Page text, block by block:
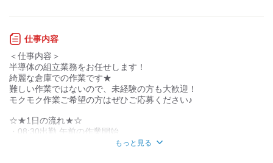
などなど
皆様のお仕事に関するお悩みに
丁寧に寄り添って、
満足いただける就業体験を
お届けいたします！
リディアルスタッフでは、
倉庫内軽作業からオフィスワークまで、
幅広い職種のお仕事をご紹介できます。
■日払いOK (給与前払い)
━━━━━━━━━━━━
仕事内容
＜仕事内容＞
半導体の組立業務をお任せします！
綺麗な倉庫での作業です★
難しい作業ではないので、未経験の方も大歓迎！
モクモク作業ご希望の方はぜひご応募ください♪
☆★1日の流れ★☆
・08:30出勤 午前の作業開始
もっと見る